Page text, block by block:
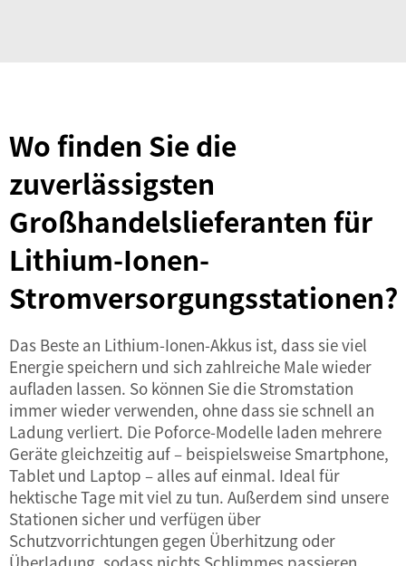
Wo finden Sie die
zuverlässigsten
Großhandelslieferanten für
Lithium-Ionen-
Stromversorgungsstationen?
Das Beste an Lithium-Ionen-Akkus ist, dass sie viel
Energie speichern und sich zahlreiche Male wieder
aufladen lassen. So können Sie die Stromstation
immer wieder verwenden, ohne dass sie schnell an
Ladung verliert. Die Poforce-Modelle laden mehrere
Geräte gleichzeitig auf – beispielsweise Smartphone,
Tablet und Laptop – alles auf einmal. Ideal für
hektische Tage mit viel zu tun. Außerdem sind unsere
Stationen sicher und verfügen über
Schutzvorrichtungen gegen Überhitzung oder